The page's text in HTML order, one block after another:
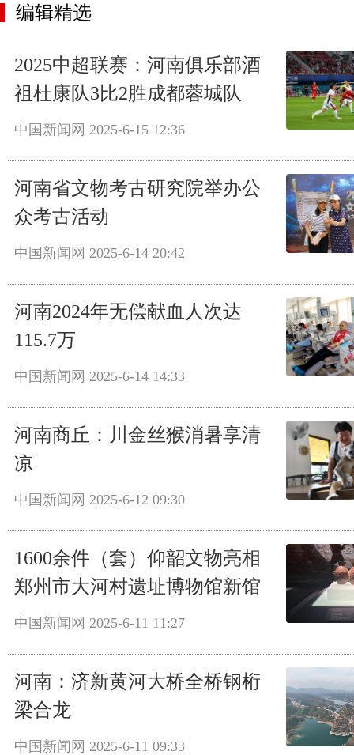
编辑精选
2025中超联赛：河南俱乐部酒
祖杜康队3比2胜成都蓉城队
中国新闻网 2025-6-15 12:36
河南省文物考古研究院举办公
众考古活动
中国新闻网 2025-6-14 20:42
河南2024年无偿献血人次达
115.7万
中国新闻网 2025-6-14 14:33
河南商丘：川金丝猴消暑享清
凉
中国新闻网 2025-6-12 09:30
1600余件（套）仰韶文物亮相
郑州市大河村遗址博物馆新馆
中国新闻网 2025-6-11 11:27
河南：济新黄河大桥全桥钢桁
梁合龙
中国新闻网 2025-6-11 09:33